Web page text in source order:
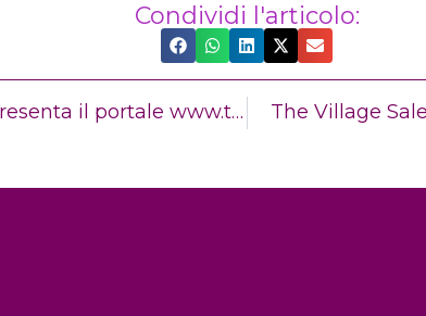
Condividi l'articolo:
The Village Salento presenta il portale www.torredellorso.com The Village